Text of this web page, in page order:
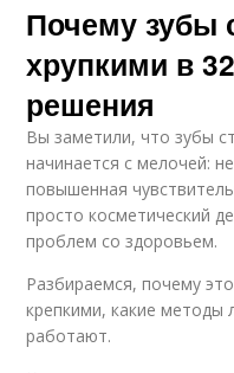
Почему зубы
хрупкими в
решения
Вы заметили, что зубы
начинается с мелочей:
повышенная
просто косметический
проблем со здоровьем.
Разбираемся, почему
крепкими, какие методы
работают.